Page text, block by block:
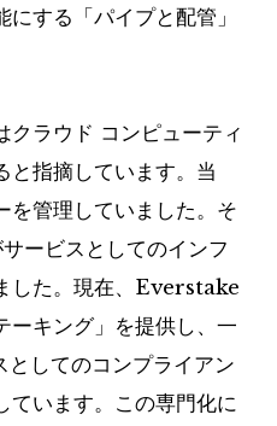
する「パイプと配管」
クラウド コンピューティ
と指摘しています。当
を管理していました。そ
ービスとしてのインフ
した。現在、Everstake
ーキング」を提供し、一
してのコンプライアン
ています。この専門化に